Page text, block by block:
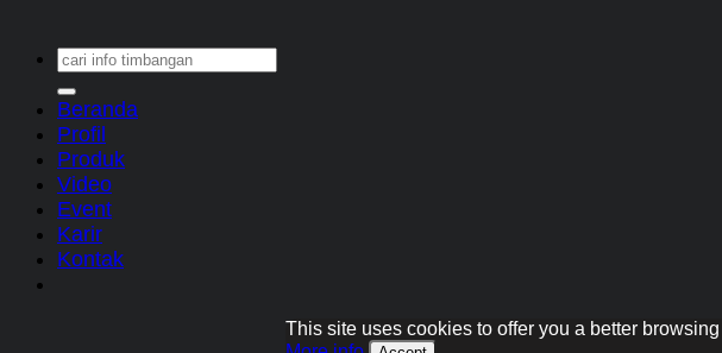
Search
Beranda
Profil
Produk
Video
Event
Karir
Kontak
This site uses cookies to offer you a better